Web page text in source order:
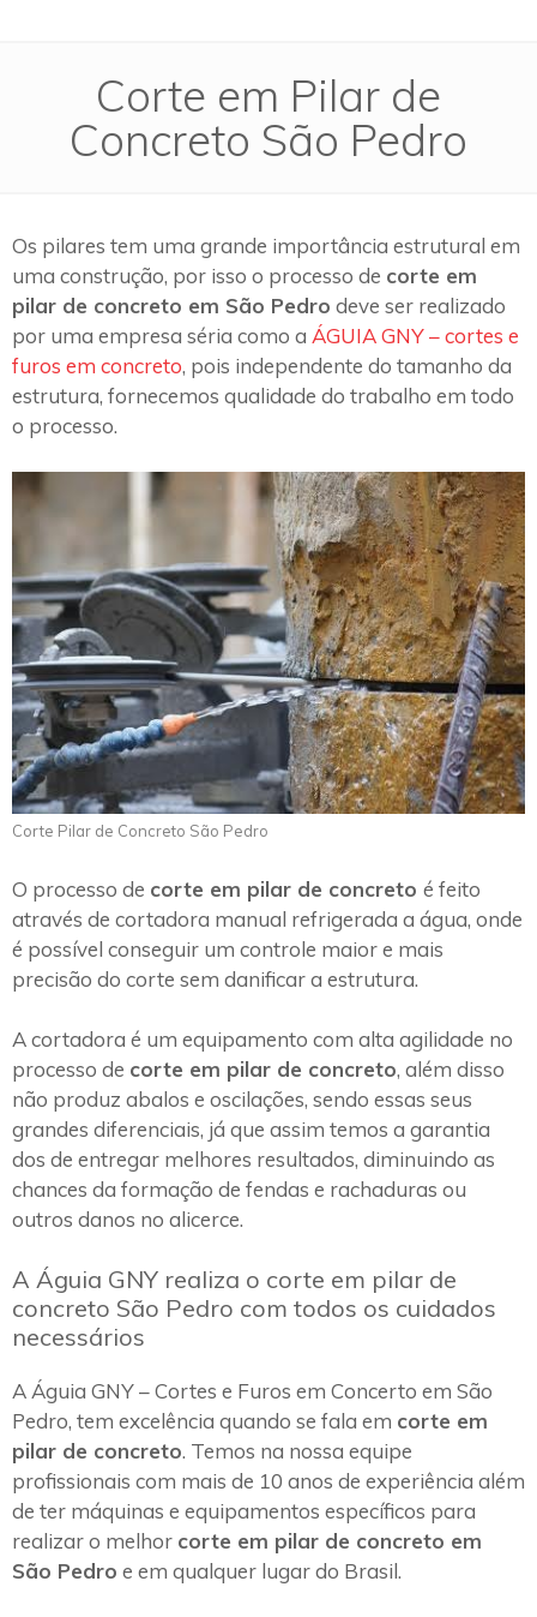
Corte em Pilar de
Concreto São Pedro
Os pilares tem uma grande importância estrutural em
uma construção, por isso o processo de corte em
pilar de concreto em São Pedro deve ser realizado
por uma empresa séria como a ÁGUIA GNY – cortes e
furos em concreto, pois independente do tamanho da
estrutura, fornecemos qualidade do trabalho em todo
o processo.
Corte Pilar de Concreto São Pedro
O processo de corte em pilar de concreto é feito
através de cortadora manual refrigerada a água, onde
é possível conseguir um controle maior e mais
precisão do corte sem danificar a estrutura.
A cortadora é um equipamento com alta agilidade no
processo de corte em pilar de concreto, além disso
não produz abalos e oscilações, sendo essas seus
grandes diferenciais, já que assim temos a garantia
dos de entregar melhores resultados, diminuindo as
chances da formação de fendas e rachaduras ou
outros danos no alicerce.
A Águia GNY realiza o corte em pilar de
concreto São Pedro com todos os cuidados
necessários
A Águia GNY – Cortes e Furos em Concerto em São
Pedro, tem excelência quando se fala em corte em
pilar de concreto. Temos na nossa equipe
profissionais com mais de 10 anos de experiência além
de ter máquinas e equipamentos específicos para
realizar o melhor corte em pilar de concreto em
São Pedro e em qualquer lugar do Brasil.